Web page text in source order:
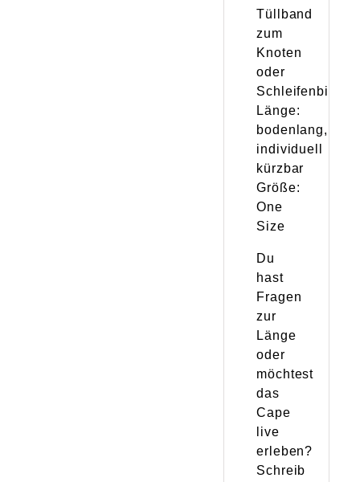
Tüllband
zum
Knoten
oder
Schleifenbinden
Länge:
bodenlang,
individuell
kürzbar
Größe:
One
Size
Du
hast
Fragen
zur
Länge
oder
möchtest
das
Cape
live
erleben?
Schreib